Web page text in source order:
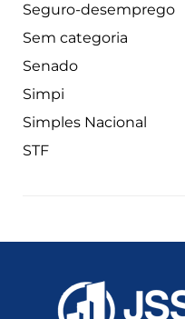
Seguro-desemprego
Sem categoria
Senado
Simpi
Simples Nacional
STF